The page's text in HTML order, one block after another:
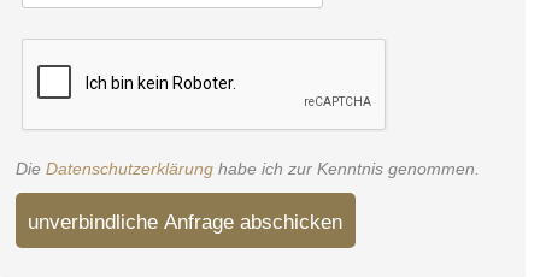
Die Datenschutzerklärung habe ich zur Kenntnis genommen.
unverbindliche Anfrage abschicken